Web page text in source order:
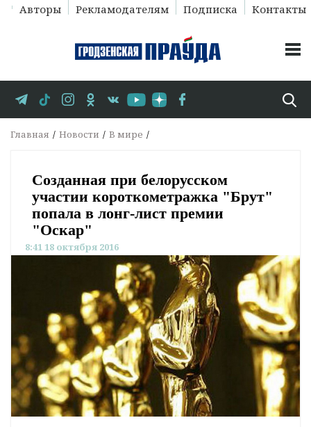
Авторы Рекламодателям Подписка Контакты
Главная Новости В мире
Созданная при белорусском
участии короткометражка "Брут"
попала в лонг-лист премии
"Оскар"
8:41 18 октября 2016